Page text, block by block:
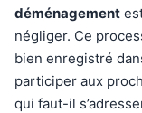
déménagement
négliger. Ce
bien enregistré
participer aux
qui faut-il